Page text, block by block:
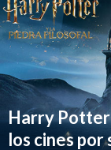
Harry
los cines por